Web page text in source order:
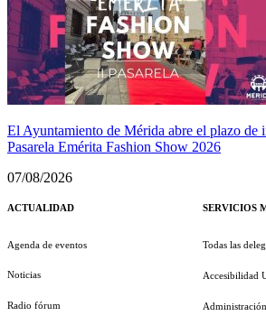
El Ayuntamiento de Mérida abre el plazo de
Pasarela Emérita Fashion Show 2026
07/08/2026
ACTUALIDAD
Agenda de eventos
Noticias
Radio fórum
SERVICIOS
Todas las
Accesibilidad